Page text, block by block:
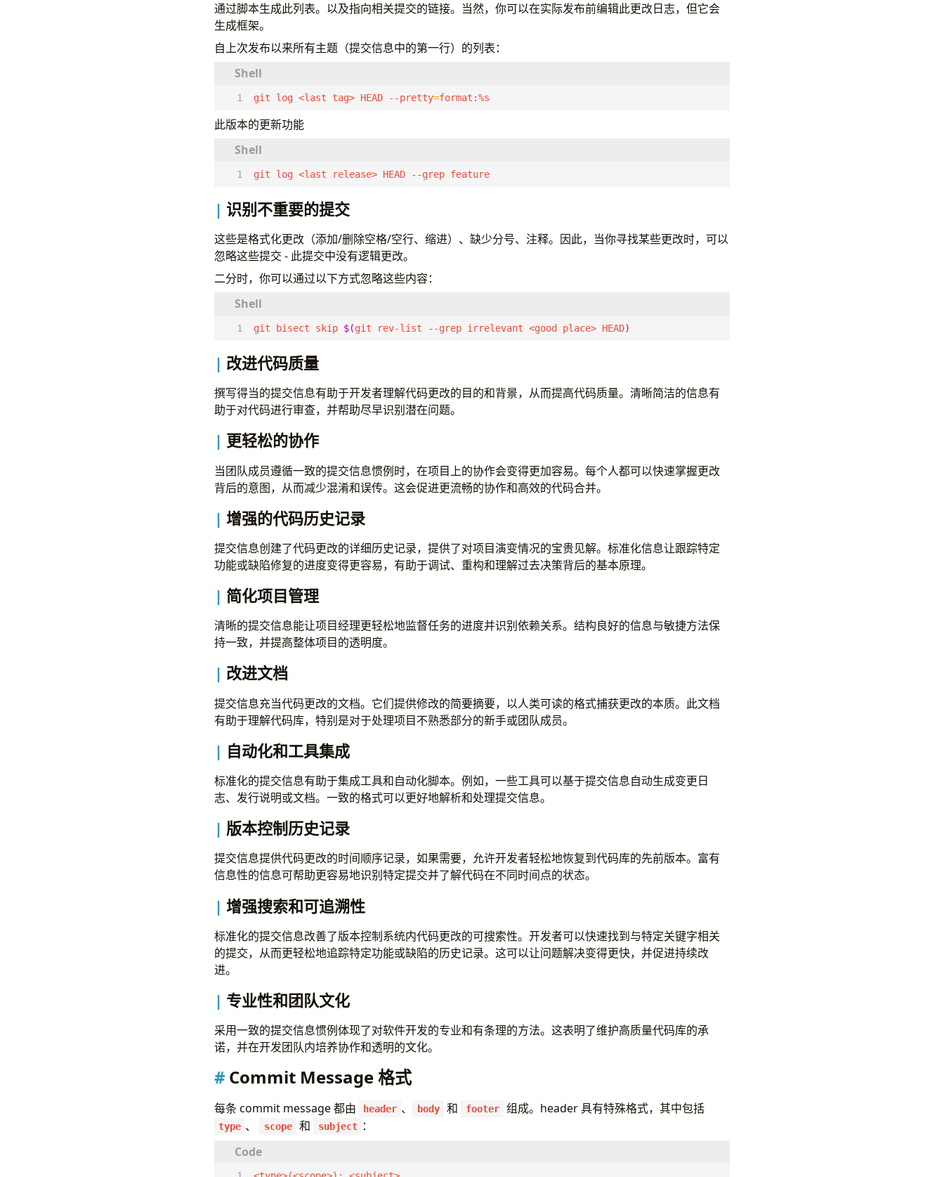
通过脚本生成此列表。以及指向相关提交的链接。当然，你可以在实际发布前编辑此更改日志，但它会
生成框架。
自上次发布以来所有主题（提交信息中的第一行）的列表：
git log <last tag> HEAD --pretty=format:%s
此版本的更新功能
git log <last release> HEAD --grep feature
识别不重要的提交
这些是格式化更改（添加/删除空格/空行、缩进）、缺少分号、注释。因此，当你寻找某些更改时，可以
忽略这些提交 - 此提交中没有逻辑更改。
二分时，你可以通过以下方式忽略这些内容：
git bisect skip $(git rev-list --grep irrelevant <good place> HEAD)
改进代码质量
撰写得当的提交信息有助于开发者理解代码更改的目的和背景，从而提高代码质量。清晰简洁的信息有
助于对代码进行审查，并帮助尽早识别潜在问题。
更轻松的协作
当团队成员遵循一致的提交信息惯例时，在项目上的协作会变得更加容易。每个人都可以快速掌握更改
背后的意图，从而减少混淆和误传。这会促进更流畅的协作和高效的代码合并。
增强的代码历史记录
提交信息创建了代码更改的详细历史记录，提供了对项目演变情况的宝贵见解。标准化信息让跟踪特定
功能或缺陷修复的进度变得更容易，有助于调试、重构和理解过去决策背后的基本原理。
简化项目管理
清晰的提交信息能让项目经理更轻松地监督任务的进度并识别依赖关系。结构良好的信息与敏捷方法保
持一致，并提高整体项目的透明度。
改进文档
提交信息充当代码更改的文档。它们提供修改的简要摘要，以人类可读的格式捕获更改的本质。此文档
有助于理解代码库，特别是对于处理项目不熟悉部分的新手或团队成员。
自动化和工具集成
标准化的提交信息有助于集成工具和自动化脚本。例如，一些工具可以基于提交信息自动生成变更日
志、发行说明或文档。一致的格式可以更好地解析和处理提交信息。
版本控制历史记录
提交信息提供代码更改的时间顺序记录，如果需要，允许开发者轻松地恢复到代码库的先前版本。富有
信息性的信息可帮助更容易地识别特定提交并了解代码在不同时间点的状态。
增强搜索和可追溯性
标准化的提交信息改善了版本控制系统内代码更改的可搜索性。开发者可以快速找到与特定关键字相关
的提交，从而更轻松地追踪特定功能或缺陷的历史记录。这可以让问题解决变得更快，并促进持续改
进。
专业性和团队文化
采用一致的提交信息惯例体现了对软件开发的专业和有条理的方法。这表明了维护高质量代码库的承
诺，并在开发团队内培养协作和透明的文化。
Commit Message 格式
每条 commit message 都由 header 、 body 和 footer 组成。header 具有特殊格式，其中包括
type 、 scope 和 subject ：